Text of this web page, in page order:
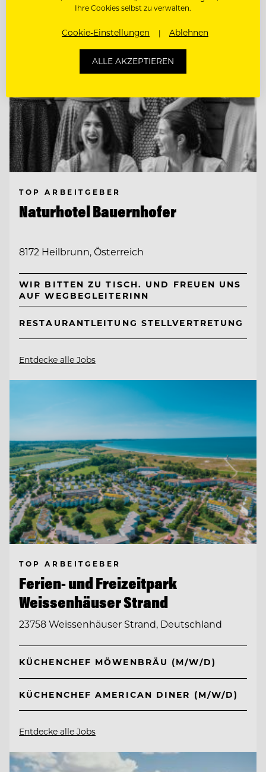
TOP ARBEITGEBER
Naturhotel Bauernhofer
8172 Heilbrunn, Österreich
WIR BITTEN ZU TISCH. UND FREUEN UNS
AUF WEGBEGLEITERINN
RESTAURANTLEITUNG STELLVERTRETUNG
Entdecke alle Jobs
TOP ARBEITGEBER
Ferien- und Freizeitpark
Weissenhäuser Strand
23758 Weissenhäuser Strand, Deutschland
KÜCHENCHEF MÖWENBRÄU (M/W/D)
KÜCHENCHEF AMERICAN DINER (M/W/D)
Entdecke alle Jobs
Ihre Cookies selbst zu verwalten.
Cookie-Einstellungen Ablehnen
ALLE AKZEPTIEREN